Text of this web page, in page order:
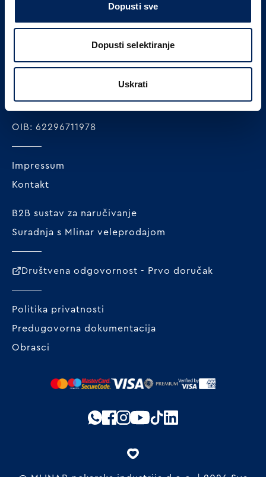
Dopusti sve
Dopusti selektiranje
Uskrati
MLINAR pekarska industrija d.o.o.
Radnička cesta 228c
OIB: 62296711978
Impressum
Kontakt
B2B sustav za naručivanje
Suradnja s Mlinar veleprodajom
Društvena odgovornost - Prvo doručak
Politika privatnosti
Predugovorna dokumentacija
Obrasci